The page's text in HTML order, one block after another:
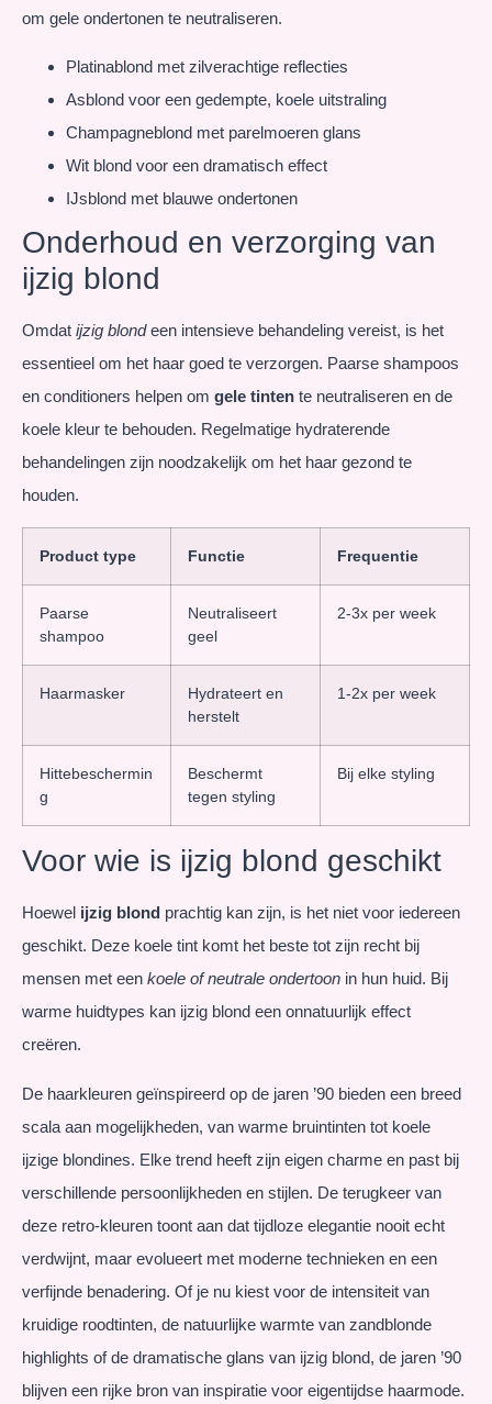
om gele ondertonen te neutraliseren.
Platinablond met zilverachtige reflecties
Asblond voor een gedempte, koele uitstraling
Champagneblond met parelmoeren glans
Wit blond voor een dramatisch effect
IJsblond met blauwe ondertonen
Onderhoud en verzorging van
ijzig blond
Omdat ijzig blondeen intensieve behandeling vereist, is het
essentieel om het haar goed te verzorgen. Paarse shampoos
en conditioners helpen om gele tinten te neutraliseren en de
koele kleur te behouden. Regelmatige hydraterende
behandelingen zijn noodzakelijk om het haar gezond te
houden.
Product type Functie Frequentie
Paarse
shampoo
Neutraliseert
geel
2-3x per week
Haarmasker
Hydrateert en
herstelt
1-2x per week
Hittebeschermin
g
Beschermt
tegen styling
Bij elke styling
Voor wie is ijzig blond geschikt
Hoewel ijzig blond prachtig kan zijn, is het niet voor iedereen
geschikt. Deze koele tint komt het beste tot zijn recht bij
mensen met een koele of neutrale ondertoon in hun huid. Bij
warme huidtypes kan ijzig blond een onnatuurlijk effect
creëren.
De haarkleuren geïnspireerd op de jaren ’90 bieden een breed
scala aan mogelijkheden, van warme bruintinten tot koele
ijzige blondines. Elke trend heeft zijn eigen charme en past bij
verschillende persoonlijkheden en stijlen. De terugkeer van
deze retro-kleuren toont aan dat tijdloze elegantie nooit echt
verdwijnt, maar evolueert met moderne technieken en een
verfijnde benadering. Of je nu kiest voor de intensiteit van
kruidige roodtinten, de natuurlijke warmte van zandblonde
highlights of de dramatische glans van ijzig blond, de jaren ’90
blijven een rijke bron van inspiratie voor eigentijdse haarmode.